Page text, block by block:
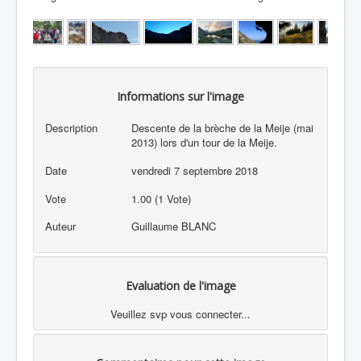
Informations sur l'image
Description
Descente de la brèche de la Meije (mai
2013) lors d'un tour de la Meije.
Date
vendredi 7 septembre 2018
Vote
1.00 (1 Vote)
Auteur
Guillaume BLANC
Evaluation de l'image
Veuillez svp vous connecter...